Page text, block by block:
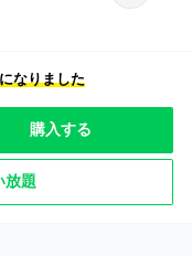
なりました
購入する
放題